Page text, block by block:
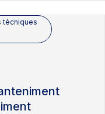
tècniques